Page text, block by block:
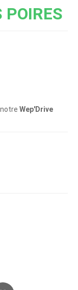
POIRES
Wep'Drive